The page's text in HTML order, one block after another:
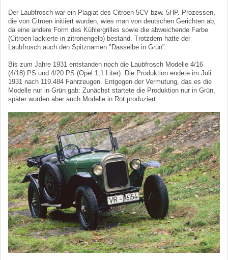
Der Laubfrosch war ein Plagiat des Citroen 5CV bzw. 5HP. Prozessen,
die von Citroen initiiert wurden, wies man von deutschen Gerichten ab,
da eine andere Form des Kühlergrilles sowie die abweichende Farbe
(Citroen lackierte in zitronengelb) bestand. Trotzdem hatte der
Laubfrosch auch den Spitznamen "Dasselbe in Grün".
Bis zum Jahre 1931 entstanden noch die Laubfrosch Modelle 4/16
(4/18) PS und 4/20 PS (Opel 1,1 Liter). Die Produktion endete im Juli
1931 nach 119.484 Fahrzeugen. Entgegen der Vermutung, das es die
Modelle nur in Grün gab: Zunächst startete die Produktion nur in Grün,
später wurden aber auch Modelle in Rot produziert.